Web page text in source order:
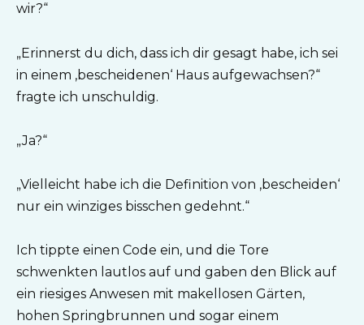
wir?“
„Erinnerst du dich, dass ich dir gesagt habe, ich sei
in einem ‚bescheidenen‘ Haus aufgewachsen?“
fragte ich unschuldig.
„Ja?“
„Vielleicht habe ich die Definition von ‚bescheiden‘
nur ein winziges bisschen gedehnt.“
Ich tippte einen Code ein, und die Tore
schwenkten lautlos auf und gaben den Blick auf
ein riesiges Anwesen mit makellosen Gärten,
hohen Springbrunnen und sogar einem